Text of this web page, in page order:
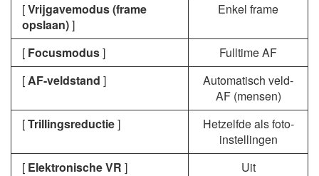
[Vrijgavemodus (frame
opslaan)]
Enkel frame
[ Focusmodus]
Fulltime AF
[AF-veldstand ]
Automatisch veld-
AF (mensen)
[Trillingsreductie]
Hetzelfde als foto-
instellingen
[ Elektronische VR ]
Uit